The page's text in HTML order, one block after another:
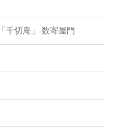
千切庵」 数寄屋門